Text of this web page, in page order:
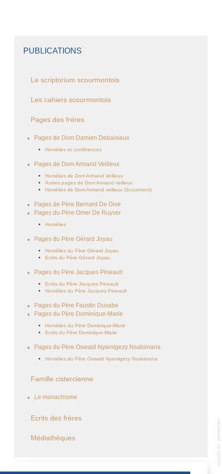
PUBLICATIONS
Le scriptorium scourmontois
Les cahiers scourmontois
Pages des frères
Pages de Dom Damien Debaisieux
Homélies et conférences
Pages de Dom Armand Veilleux
Homélies de Dom Armand Veilleux
Autres pages de Dom Armand veilleux
Homélies de Dom Armand veilleux (Scourmont)
Pages de Père Bernard De Give
Pages du Père Omer De Ruyver
Homélies
Pages du Père Gérard Joyau
Homélies du Père Gérard Joyau
Ecrits du Père Gérard Joyau
Pages du Père Jacques Pineault
Ecrits du Père Jacques Pineault
Homélies du Père Jacques Pineault
Pages du Père Faustin Dusabe
Pages du Père Dominique-Marie
Homélies du Père Dominique-Marie
Ecrits du Père Dominique-Marie
Pages du Père Oswald Nyamigezy Nsabimana
Homélies du Père Oswald Nyamigezy Nsabimana
Famille cistercienne
Le monachisme
Ecrits des frères
Médiathèques